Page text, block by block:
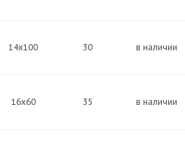
14х100 30 в наличии
16х60 35 в наличии